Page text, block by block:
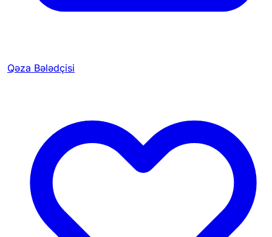
Qəza Bələdçisi